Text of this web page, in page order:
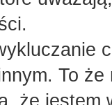
To
że jestem